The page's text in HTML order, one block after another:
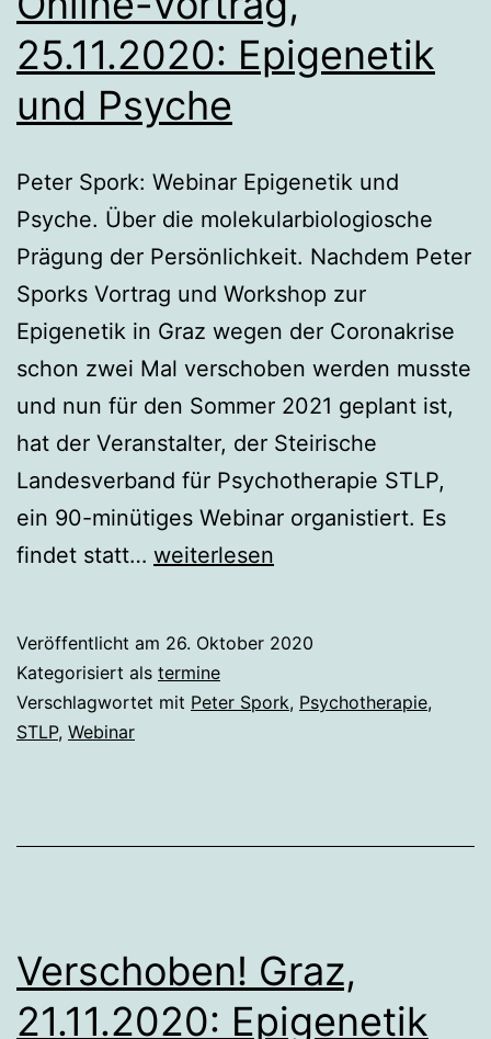
25.11.2020: Epigenetik
und Psyche
Peter Spork: Webinar Epigenetik und
Psyche. Über die molekularbiologiosche
Prägung der Persönlichkeit. Nachdem Peter
Sporks Vortrag und Workshop zur
Epigenetik in Graz wegen der Coronakrise
schon zwei Mal verschoben werden musste
und nun für den Sommer 2021 geplant ist,
hat der Veranstalter, der Steirische
Landesverband für Psychotherapie STLP,
ein 90-minütiges Webinar organistiert. Es
findet statt… Online-
Epigenetik
und
weiterlesen
Veröffentlicht am 26. Oktober 2020
Kategorisiert als termine
Verschlagwortet mit Peter Spork, Psychotherapie,
STLP, Webinar
Verschoben! Graz,
21.11.2020: Epigenetik